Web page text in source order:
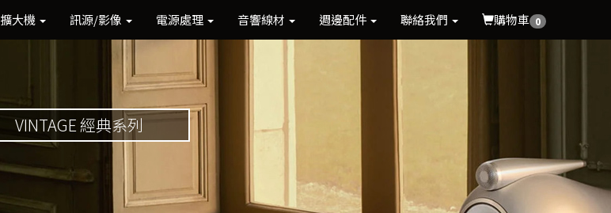
擴大機 訊源/影像 電源處理 音響線材 週邊配件 聯絡我們 購物車 0
VINTAGE 經典系列